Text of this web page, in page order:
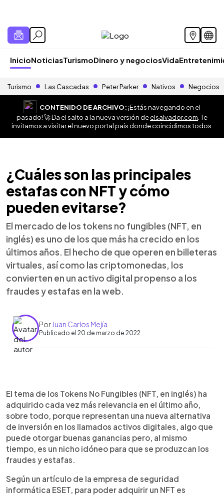
InicioNoticiasTurismoDinero y negociosVida
Turismo Las Cascadas Peter Parker Nativos Negocios
CONTENIDO DE ARCHIVO:¡Estás navegando en el
pasado! 🚀 Da el salto a la nueva versión deelsalvador.com . Te
invitamos a visitar el nuevo portal país donde coincidimos todos.
¿Cuáles son las principales
estafas con NFT y cómo
pueden evitarse?
El mercado de los tokens no fungibles (NFT, en
inglés) es uno de los que más ha crecido en los
últimos años. El hecho de que operen en billeteras
virtuales, así como las criptomonedas, los
convierten en un activo digital propenso a los
fraudes y estafas en la web.
Por Juan Carlos Mejía
Publicado el 20 de marzo de 2022
Escuchar artículo
El tema de los Tokens No Fungibles (NFT, en inglés) ha
adquirido cada vez más relevancia en el último año,
sobre todo, porque representan una nueva alternativa
de inversión en los llamados activos digitales, algo que
puede otorgar buenas ganancias pero, al mismo
tiempo, es un nicho idóneo para que se produzcan los
fraudes y estafas.
Según un artículo de la empresa de seguridad
informática ESET, para poder adquirir un NFT es